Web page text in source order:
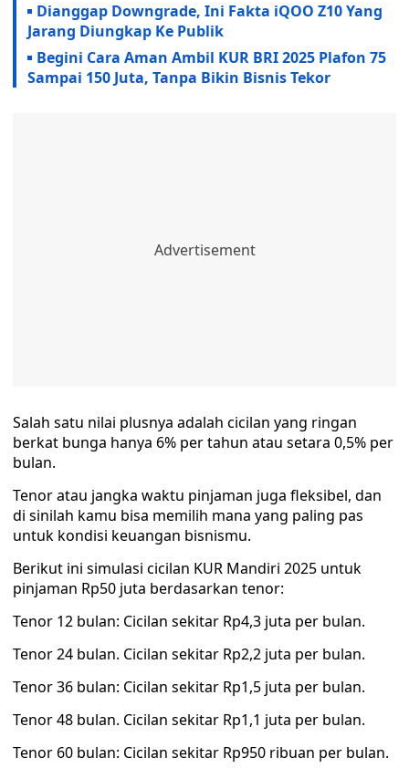
Dianggap Downgrade, Ini Fakta iQOO Z10 Yang
Jarang Diungkap Ke Publik
Begini Cara Aman Ambil KUR BRI 2025 Plafon 75
Sampai 150 Juta, Tanpa Bikin Bisnis Tekor
Salah satu nilai plusnya adalah cicilan yang ringan
berkat bunga hanya 6% per tahun atau setara 0,5% per
bulan.
Tenor atau jangka waktu pinjaman juga fleksibel, dan
di sinilah kamu bisa memilih mana yang paling pas
untuk kondisi keuangan bisnismu.
Berikut ini simulasi cicilan KUR Mandiri 2025 untuk
pinjaman Rp50 juta berdasarkan tenor:
Tenor 12 bulan: Cicilan sekitar Rp4,3 juta per bulan.
Tenor 24 bulan. Cicilan sekitar Rp2,2 juta per bulan.
Tenor 36 bulan: Cicilan sekitar Rp1,5 juta per bulan.
Tenor 48 bulan. Cicilan sekitar Rp1,1 juta per bulan.
Tenor 60 bulan: Cicilan sekitar Rp950 ribuan per bulan.